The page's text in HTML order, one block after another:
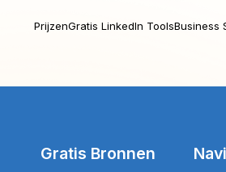
PrijzenGratis LinkedIn ToolsBusiness
Gratis Bronnen